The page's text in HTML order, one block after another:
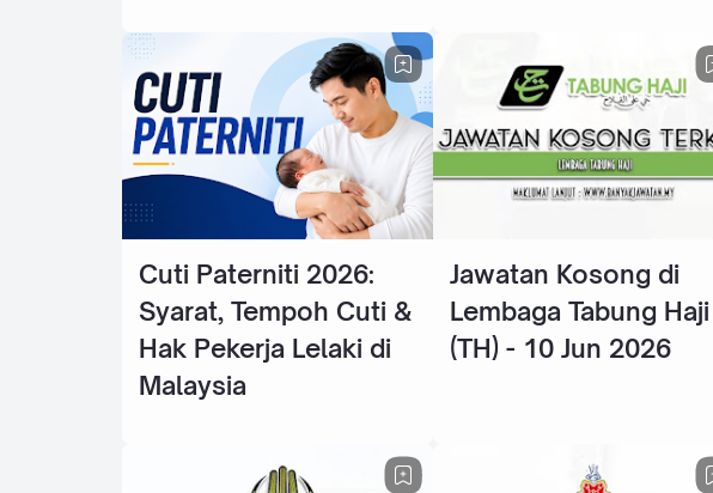
Cuti Paterniti 2026:
Syarat, Tempoh Cuti &
Hak Pekerja Lelaki di
Malaysia
Jawatan Kosong di
Lembaga Tabung Haji
(TH) - 10 Jun 2026